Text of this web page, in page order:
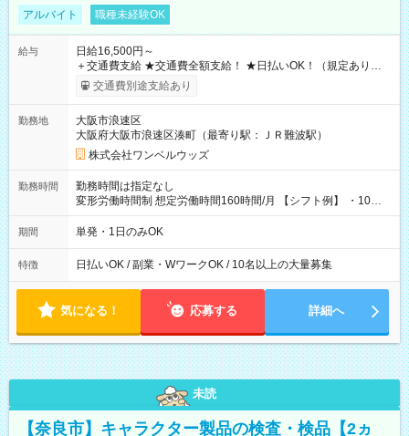
アルバイト 職種未経験OK
給与
日給16,500円～
＋交通費支給 ★交通費全額支給！ ★日払いOK！（規定あり） ┗
働いたその日に現金GET♪ お仕事後はコンビニATMから 日払
交通費別途支給あり
勤務地
大阪市浪速区
大阪府大阪市浪速区湊町（最寄り駅：ＪＲ難波駅）
株式会社ワンベルウッズ
勤務時間
勤務時間は指定なし
変形労働時間制 想定労働時間160時間/月 【シフト例】 ・10：
00～20：00
期間 単発・1日のみOK
特徴 日払いOK / 副業・WワークOK / 10名以上の大量募集
気になる！ 応募する 詳細へ
未読
【奈良市】キャラクター製品の検査・検品【2ヵ